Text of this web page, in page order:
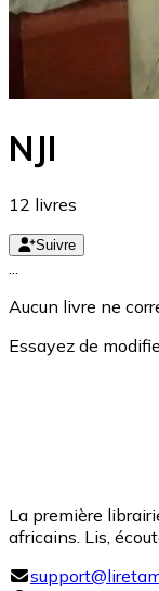
NJI
12 livres
Suivre
Aucun livre ne
Essayez de
La première
africains. Lis,